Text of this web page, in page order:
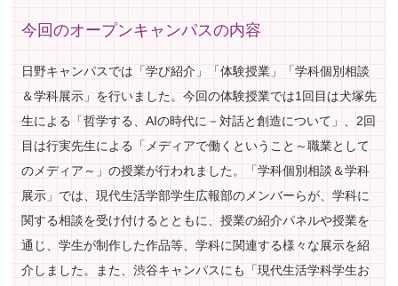
今回のオープンキャンパスの内容
日野キャンパスでは「学び紹介」「体験授業」「学科個別相談
＆学科展示」を行いました。今回の体験授業では1回目は犬塚先
生による「哲学する、AIの時代に－対話と創造について」、2回
目は行実先生による「メディアで働くということ～職業として
のメディア～」の授業が行われました。「学科個別相談＆学科
展示」では、現代生活学部学生広報部のメンバーらが、学科に
関する相談を受け付けるとともに、授業の紹介パネルや授業を
通じ、学生が制作した作品等、学科に関連する様々な展示を紹
介しました。また、渋谷キャンパスにも「現代生活学科学生お